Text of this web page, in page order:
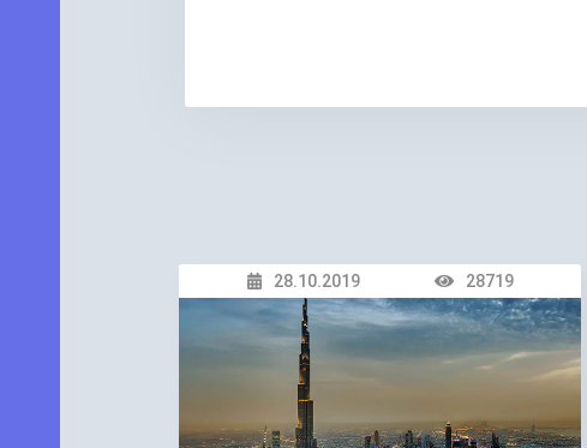
28.10.2019 28719